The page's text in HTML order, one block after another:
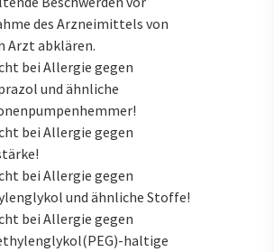
des Arzneimittels von
Arzt abklären.
bei Allergie gegen
und ähnliche
bei Allergie gegen
bei Allergie gegen
und ähnliche Stoffe!
bei Allergie gegen
haltige